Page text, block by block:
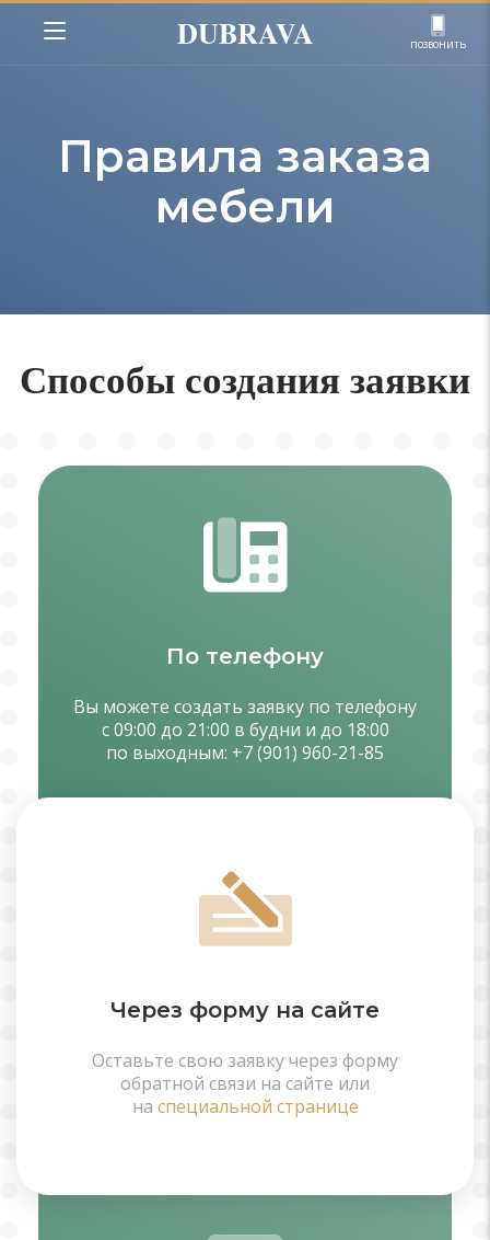
DUBRAVA позвонить
Правила заказа
мебели
Способы создания заявки
По телефону
Вы можете создать заявку по телефону
с 09:00 до 21:00 в будни и до 18:00
по выходным: +7 (901) 960-21-85
Через форму на сайте
Оставьте свою заявку через форму
обратной связи на сайте или
на специальной странице